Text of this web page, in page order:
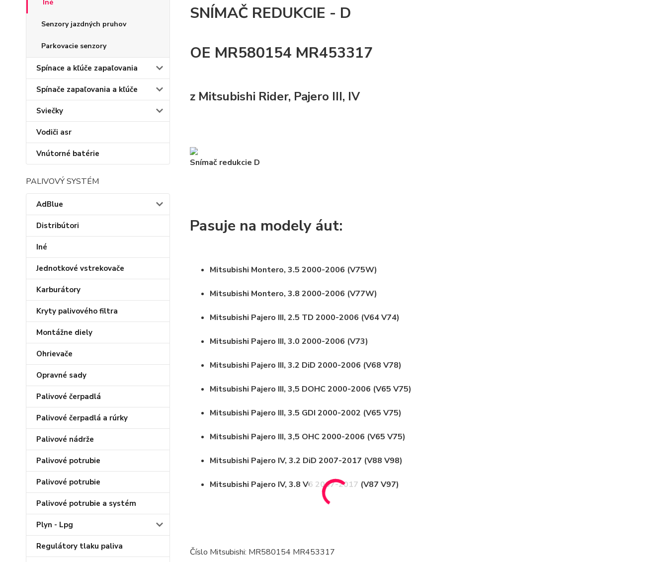
Iné
Senzory jazdných pruhov
Parkovacie senzory
Spínace a kľúče zapaľovania
Spínače zapaľovania a kľúče
Sviečky
Vodiči asr
Vnútorné batérie
PALIVOVÝ SYSTÉM
AdBlue
Distribútori
Iné
Jednotkové vstrekovače
Karburátory
Kryty palivového filtra
Montážne diely
Ohrievače
Opravné sady
Palivové čerpadlá
Palivové čerpadlá a rúrky
Palivové nádrže
Palivové potrubie
Palivové potrubie
Palivové potrubie a systém
Plyn - Lpg
Regulátory tlaku paliva
SNÍMAČ REDUKCIE - D
OE MR580154 MR453317
z Mitsubishi Rider, Pajero III, IV
Snímač redukcie D
Pasuje na modely áut:
Mitsubishi Montero, 3.5 2000-2006 (V75W)
Mitsubishi Montero, 3.8 2000-2006 (V77W)
Mitsubishi Pajero III, 2.5 TD 2000-2006 (V64 V74)
Mitsubishi Pajero III, 3.0 2000-2006 (V73)
Mitsubishi Pajero III, 3.2 DiD 2000-2006 (V68 V78)
Mitsubishi Pajero III, 3,5 DOHC 2000-2006 (V65 V75)
Mitsubishi Pajero III, 3.5 GDI 2000-2002 (V65 V75)
Mitsubishi Pajero III, 3,5 OHC 2000-2006 (V65 V75)
Mitsubishi Pajero IV, 3.2 DiD 2007-2017 (V88 V98)
Mitsubishi Pajero IV, 3.8 V6 2007-2017 (V87 V97)
Číslo Mitsubishi: MR580154 MR453317